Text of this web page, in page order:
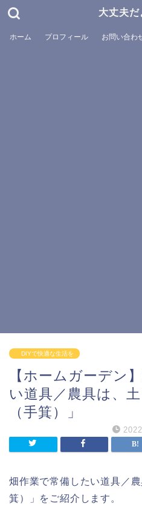
大丈夫
ホーム プロフィール お問い合わ
DIYで快適な生活を
【ホームガーデン
い道具／農具は、
（手箕）」
畑作業で常備したい道具／
箕）」をご紹介します。